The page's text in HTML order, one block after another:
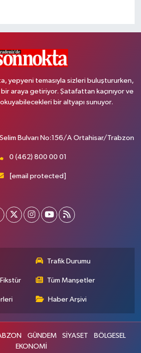
yepyeni temasıyla sizleri buluştururken,
araya getiriyor. Şatafattan kaçınıyor ve
bir altyapı sunuyor.
Bulvarı No:156/A Ortahisar/Trabzon
0 (462) 800 00 01
[email protected]
Trafik Durumu
Tüm Manşetler
Haber Arşivi
GÜNDEM SİYASET
BÖLGESEL
EKONOMİ